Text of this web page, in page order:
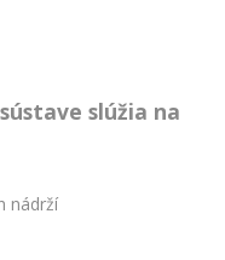
slúžia na
nádrží